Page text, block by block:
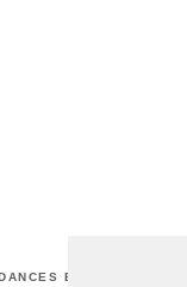
ET CHRONIQUES